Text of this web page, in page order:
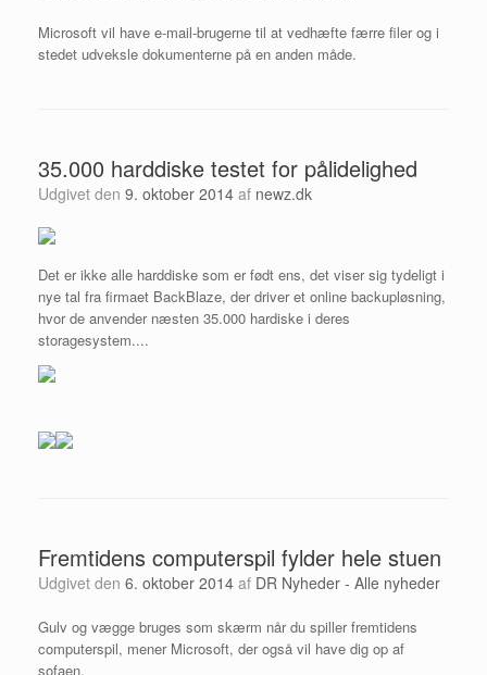
Microsoft vil have e-mail-brugerne til at vedhæfte færre filer og i
stedet udveksle dokumenterne på en anden måde.
35.000 harddiske testet for pålidelighed
Udgivet den 9. oktober 2014 af newz.dk
Det er ikke alle harddiske som er født ens, det viser sig tydeligt i
nye tal fra firmaet BackBlaze, der driver et online backupløsning,
hvor de anvender næsten 35.000 hardiske i deres
storagesystem....
Fremtidens computerspil fylder hele stuen
Udgivet den 6. oktober 2014 af DR Nyheder - Alle nyheder
Gulv og vægge bruges som skærm når du spiller fremtidens
computerspil, mener Microsoft, der også vil have dig op af
sofaen.